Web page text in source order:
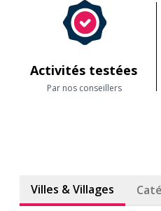
Activités testées
Par nos conseillers
Villes & Villages